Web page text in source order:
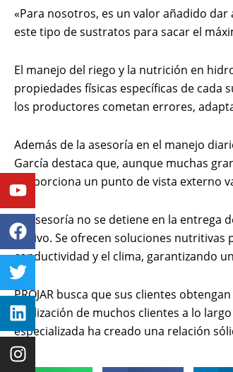
«Para nosotros, es un valor añadido
este tipo de sustratos para sacar el
El manejo del riego y la nutrición en
propiedades físicas específicas de cada
los productores cometan errores,
Además de la asesoría en el manejo
García destaca que, aunque muchas
proporciona un punto de vista externo
La asesoría no se detiene en la entrega
cultivo. Se ofrecen soluciones nutritivas
conductividad y el clima, garantizando
PROJAR busca que sus clientes
fidelización de muchos clientes a lo
especializada ha creado una relación
Youtube
Facebook
Twitter
Linkedin
Instagram